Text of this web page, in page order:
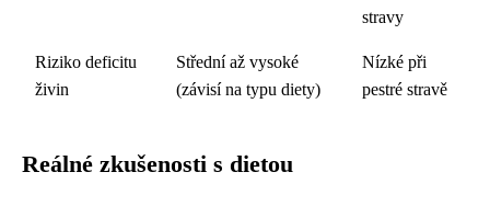
stravy
Riziko deficitu
živin
Střední až vysoké
(závisí na typu diety)
Nízké při
pestré stravě
Reálné zkušenosti s dietou